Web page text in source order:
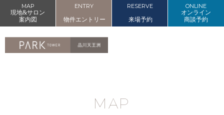
MAP
現地&サロン
案内図
ENTRY
物件エントリー
RESERVE
来場予約
ONLINE
オンライン
商談予約
MAP